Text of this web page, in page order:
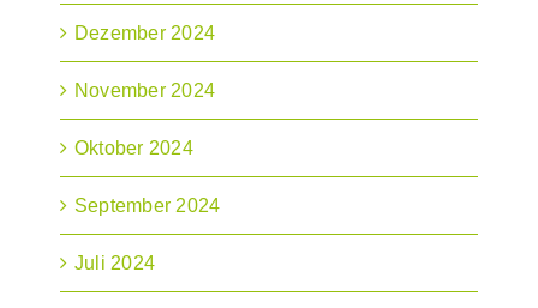
Dezember 2024
November 2024
Oktober 2024
September 2024
Juli 2024